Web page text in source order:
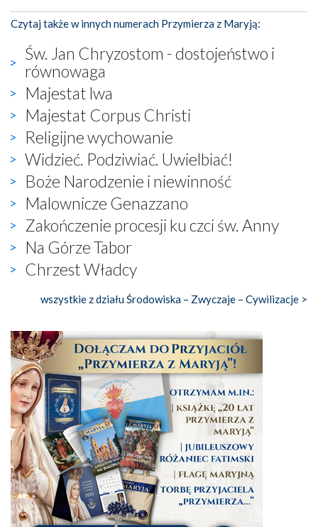
Czytaj także w innych numerach Przymierza z Maryją:
Św. Jan Chryzostom - dostojeństwo i
równowaga
Majestat lwa
Majestat Corpus Christi
Religijne wychowanie
Widzieć. Podziwiać. Uwielbiać!
Boże Narodzenie i niewinność
Malownicze Genazzano
Zakończenie procesji ku czci św. Anny
Na Górze Tabor
Chrzest Władcy
wszystkie z działu Środowiska – Zwyczaje – Cywilizacje >